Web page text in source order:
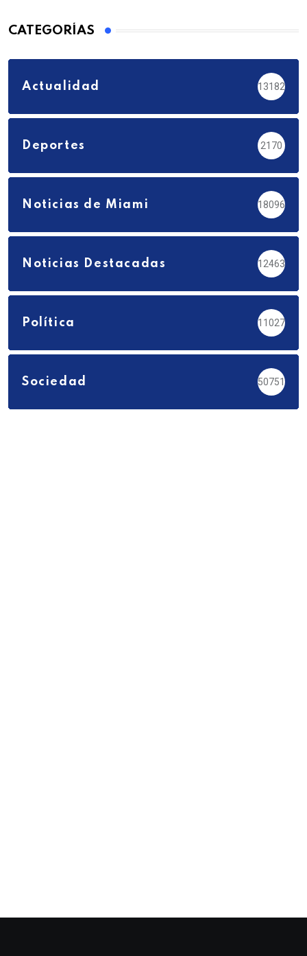
CATEGORÍAS
Actualidad 13182
Deportes 2170
Noticias de Miami 18096
Noticias Destacadas 12463
Política 11027
Sociedad 50751